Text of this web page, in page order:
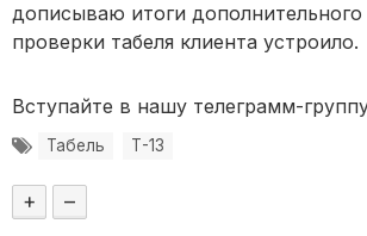
дописываю итоги
проверки табеля клиента устроило.
Вступайте в нашу телеграмм-
Табель Т-13
+ –